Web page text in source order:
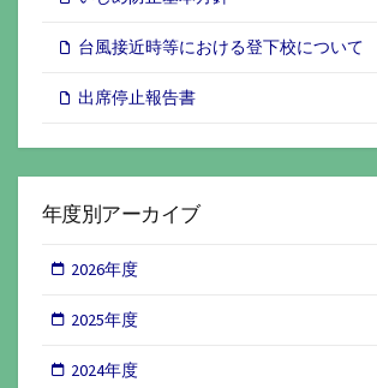
台風接近時等における登下校について
出席停止報告書
年度別アーカイブ
2026年度
2025年度
2024年度